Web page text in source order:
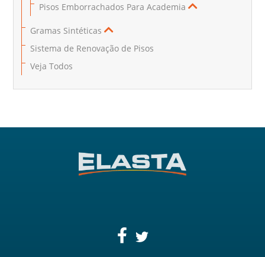
Pisos Emborrachados Para Academia
Gramas Sintéticas
Sistema de Renovação de Pisos
Veja Todos